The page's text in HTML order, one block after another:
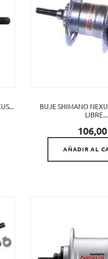
BUJE SHIMANO
LIBRE...
Precio

AÑADIR AL